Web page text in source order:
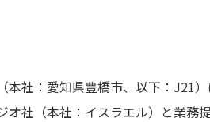
本社：愛知県豊橋市、以下：J21
オ社（本社：イスラエル）と業務